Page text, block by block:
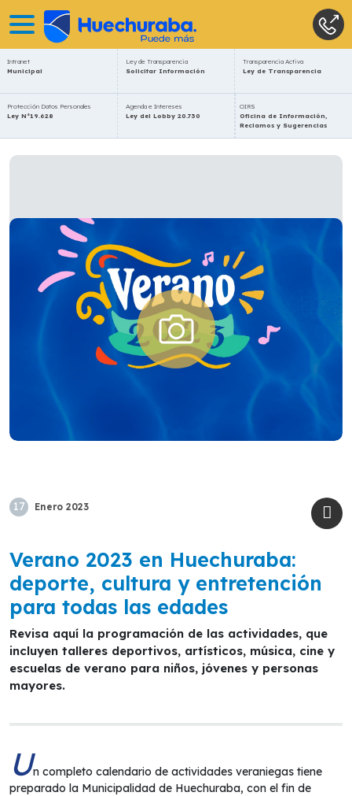
Intranet
Municipal
Ley de Transparencia
Solicitar Información
Transparencia Activa
Ley de Transparencia
Protección Datos Personales
Ley N°19.628
Agenda e Intereses
Ley del Lobby 20.730
OIRS
Oficina de Información,
Reclamos y Sugerencias
17 Enero 2023
Verano 2023 en Huechuraba:
deporte, cultura y entretención
para todas las edades
Revisa aquí la programación de las actividades, que
incluyen talleres deportivos, artísticos, música, cine y
escuelas de verano para niños, jóvenes y personas
mayores.
Un completo calendario de actividades veraniegas tiene
preparado la Municipalidad de Huechuraba, con el fin de